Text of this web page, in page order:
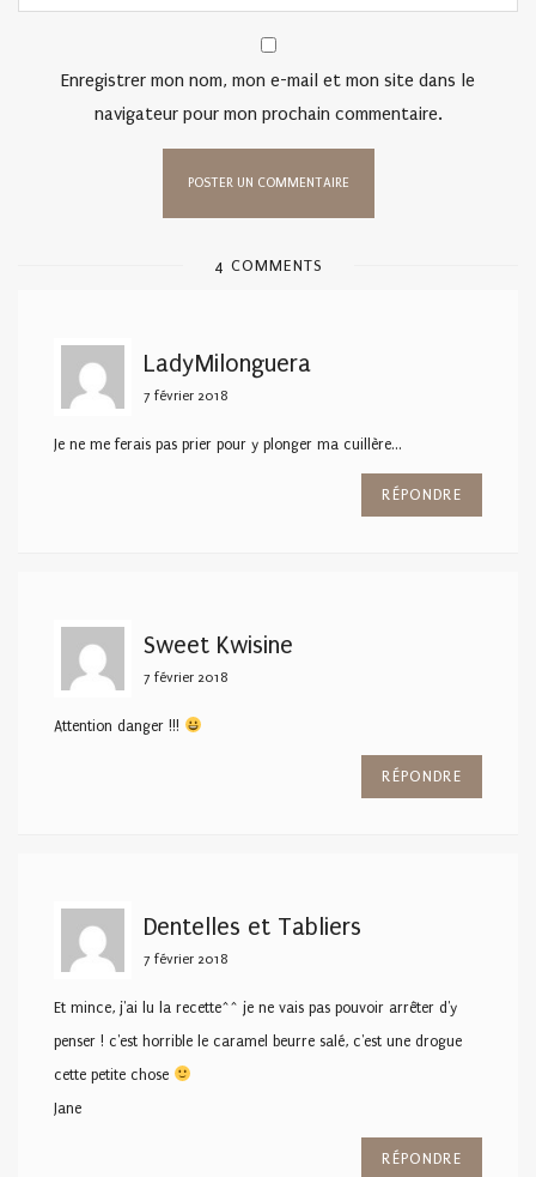
Enregistrer mon nom, mon e-mail et mon site dans le
navigateur pour mon prochain commentaire.
4 COMMENTS
LadyMilonguera
7 février 2018
Je ne me ferais pas prier pour y plonger ma cuillère…
RÉPONDRE
Sweet Kwisine
7 février 2018
Attention danger !!!
RÉPONDRE
Dentelles et Tabliers
7 février 2018
Et mince, j'ai lu la recette^^ je ne vais pas pouvoir arrêter d'y
penser ! c'est horrible le caramel beurre salé, c'est une drogue
cette petite chose
Jane
RÉPONDRE